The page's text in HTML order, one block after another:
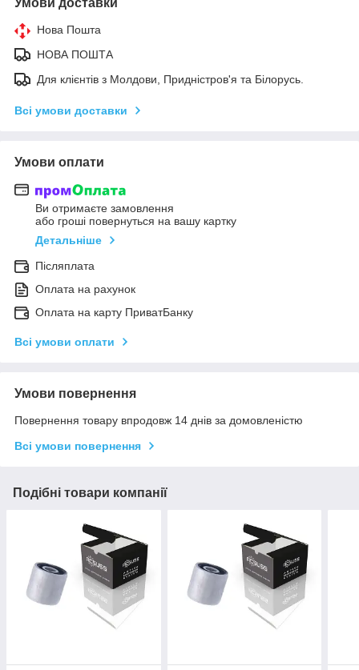
Нова Пошта
НОВА ПОШТА
Для клієнтів з Молдови, Придністров'я та Білорусь.
Всі умови доставки
Умови оплати
Ви отримаєте замовлення
або гроші повернуться на вашу картку
Детальніше
Післяплата
Оплата на рахунок
Оплата на карту ПриватБанку
Всі умови оплати
Умови повернення
Повернення товару впродовж 14 днів за домовленістю
Всі умови повернення
Подібні товари компанії